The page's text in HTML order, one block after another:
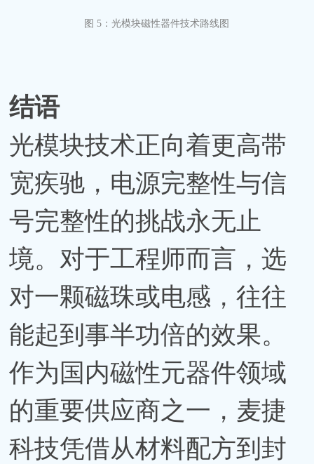
图 5：光模块磁性器件技术路线图
结语
光模块技术正向着更高带
宽疾驰，电源完整性与信
号完整性的挑战永无止
境。对于工程师而言，选
对一颗磁珠或电感，往往
能起到事半功倍的效果。
作为国内磁性元器件领域
的重要供应商之一，麦捷
科技凭借从材料配方到封